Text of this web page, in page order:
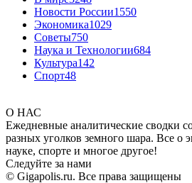
Новости России1550
Экономика1029
Советы750
Наука и Технологии684
Культура142
Спорт48
О НАС
Ежедневные аналитические сводки
разных уголков земного шара. Все о
науке, спорте и многое другое!
Следуйте за нами
© Gigapolis.ru. Все права защищены